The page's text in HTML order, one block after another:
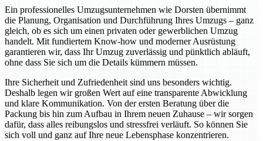
Ein professionelles Umzugsunternehmen wie Dorsten übernimmt
die Planung, Organisation und Durchführung Ihres Umzugs – ganz
gleich, ob es sich um einen privaten oder gewerblichen Umzug
handelt. Mit fundiertem Know-how und moderner Ausrüstung
garantieren wir, dass Ihr Umzug zuverlässig und pünktlich abläuft,
ohne dass Sie sich um die Details kümmern müssen.
Ihre Sicherheit und Zufriedenheit sind uns besonders wichtig.
Deshalb legen wir großen Wert auf eine transparente Abwicklung
und klare Kommunikation. Von der ersten Beratung über die
Packung bis hin zum Aufbau in Ihrem neuen Zuhause – wir sorgen
dafür, dass alles reibungslos und stressfrei verläuft. So können Sie
sich voll und ganz auf Ihre neue Lebensphase konzentrieren.